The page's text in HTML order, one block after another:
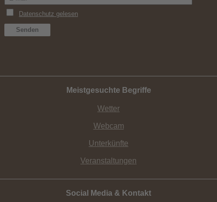
Meistgesuchte Begriffe
Wetter
Webcam
Unterkünfte
Veranstaltungen
Social Media & Kontakt